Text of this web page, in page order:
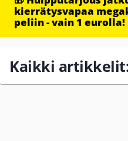
kierrätysvapaa
peliin - vain 1 eurolla!
Kaikki